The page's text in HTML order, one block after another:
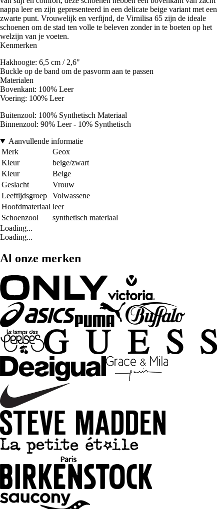
nappa leer en zijn gepresenteerd in een delicate beige variant met een
zwarte punt. Vrouwelijk en verfijnd, de Virnilisa 65 zijn de ideale
schoenen om de stad ten volle te beleven zonder in te boeten op het
welzijn van je voeten.
Kenmerken
Hakhoogte: 6,5 cm / 2,6"
Buckle op de band om de pasvorm aan te passen
Materialen
Bovenkant: 100% Leer
Voering: 100% Leer
Buitenzool: 100% Synthetisch Materiaal
Binnenzool: 90% Leer - 10% Synthetisch
Aanvullende informatie
Merk
Geox
Kleur
beige/zwart
Kleur
Beige
Geslacht
Vrouw
Leeftijdsgroep
Volwassene
Hoofdmateriaal leer
Schoenzool
synthetisch materiaal
Loading...
Loading...
Al onze merken